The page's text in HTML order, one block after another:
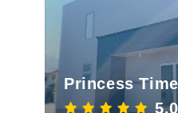
Princess Time
5.0